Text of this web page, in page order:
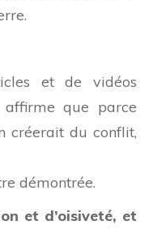
et de vidéos
affirme que parce
créerait du conflit,
démontrée.
et d’oisiveté, et